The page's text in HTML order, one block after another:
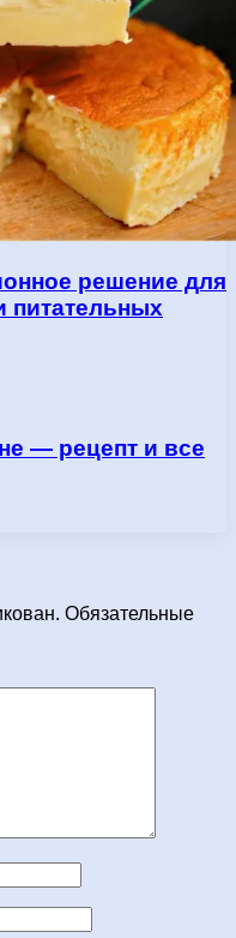
решение для
питательных
— рецепт и все
Обязательные